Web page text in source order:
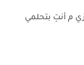
م أنتِ بتحلمي